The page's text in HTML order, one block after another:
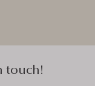
touch!